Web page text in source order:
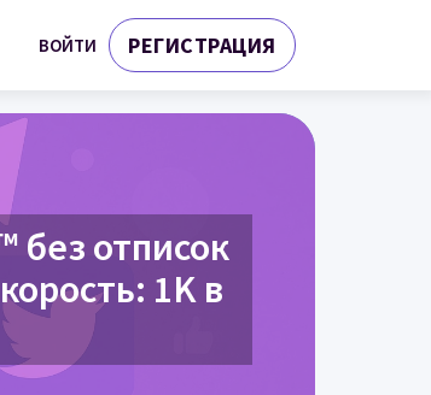
ВОЙТИ РЕГИСТРАЦИЯ
без отписок
1K в